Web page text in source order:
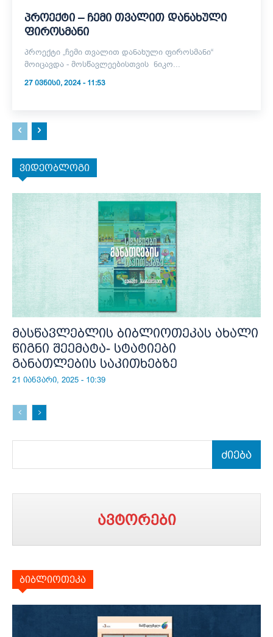
პროექტი – ჩემი თვალით დანახული
ფიროსმანი
პროექტი „ჩემი თვალით დანახული ფიროსმანი“
მოიცავდა - მოსწავლეებისთვის ნიკო...
27 ᲘᲕᲜᲘᲡᲘ, 2024 - 11:53
ვიდეობლოგი
მასწავლებლის ბიბლიოთეკას ახალი
წიგნი შეემატა- სტატიები
განათლების საკითხებზე
21 იანვარი, 2025 - 10:39
ძიება
ავტორები
ბიბლიოთეკა